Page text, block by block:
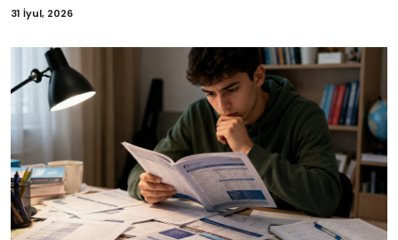
31 İyul, 2026